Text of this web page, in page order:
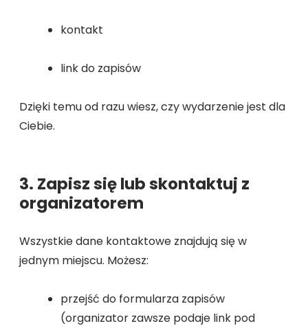
kontakt
link do zapisów
Dzięki temu od razu wiesz, czy wydarzenie jest dla
Ciebie.
3. Zapisz się lub skontaktuj z
organizatorem
Wszystkie dane kontaktowe znajdują się w
jednym miejscu. Możesz:
przejść do formularza zapisów
(organizator zawsze podaje link pod